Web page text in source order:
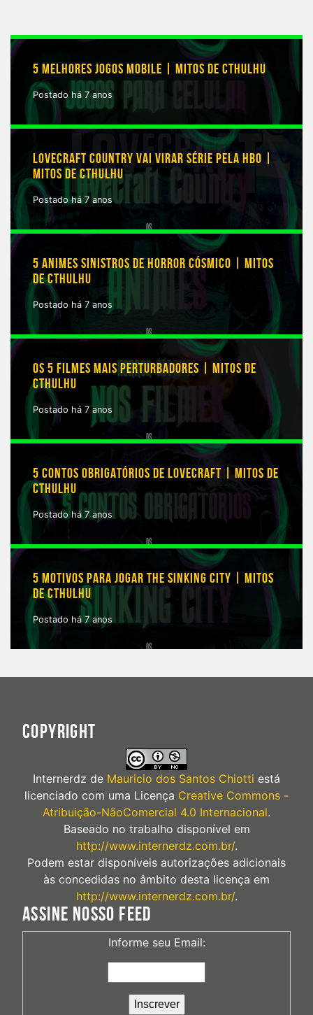
5 MELHORES JOGOS MOBILE | MITOS DE CTHULHU
Postado há 7 anos
LOVECRAFT COUNTRY VAI VIRAR SÉRIE PELA HBO |
MITOS DE CTHULHU
Postado há 7 anos
5 ANIMES SINISTROS DE HORROR CÓSMICO | MITOS
DE CTHULHU
Postado há 7 anos
OS 5 FILMES MAIS PERTURBADORES | MITOS DE
CTHULHU
Postado há 7 anos
5 CONTOS OBRIGATÓRIOS DE LOVECRAFT | MITOS DE
CTHULHU
Postado há 7 anos
5 MOTIVOS PARA JOGAR THE SINKING CITY | MITOS
DE CTHULHU
Postado há 7 anos
COPYRIGHT
Internerdz de Mauricio dos Santos Chiotti está
licenciado com uma Licença Creative Commons -
Atribuição-NãoComercial 4.0 Internacional.
Baseado no trabalho disponível em
http://www.internerdz.com.br/.
Podem estar disponíveis autorizações adicionais
às concedidas no âmbito desta licença em
http://www.internerdz.com.br/.
ASSINE NOSSO FEED
Informe seu Email: